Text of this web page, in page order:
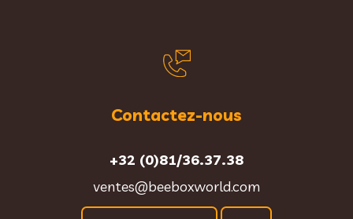
Contactez-nous
+32 (0)81/36.37.38
ventes@beeboxworld.com